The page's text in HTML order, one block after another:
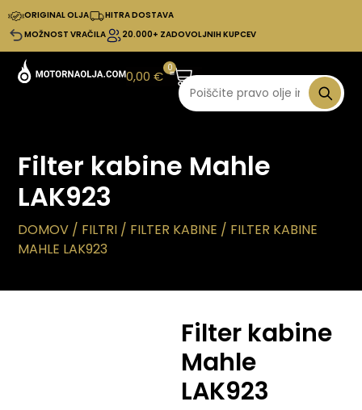
ORIGINAL OLJA
HITRA DOSTAVA
MOŽNOST VRAČILA
20.000+ ZADOVOLJNIH KUPCEV
0,00€
0
Filter kabine Mahle
LAK923
DOMOV / FILTRI / FILTER KABINE / FILTER KABINE
MAHLE LAK923
Filter kabine
Mahle
LAK923